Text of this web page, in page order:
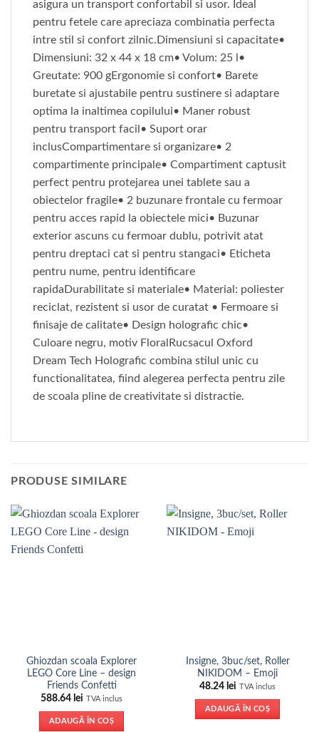
asigura un transport confortabil si usor. Ideal
pentru fetele care apreciaza combinatia perfecta
intre stil si confort zilnic.Dimensiuni si capacitate•
Dimensiuni: 32 x 44 x 18 cm• Volum: 25 l•
Greutate: 900 gErgonomie si confort• Barete
buretate si ajustabile pentru sustinere si adaptare
optima la inaltimea copilului• Maner robust
pentru transport facil• Suport orar
inclusCompartimentare si organizare• 2
compartimente principale• Compartiment captusit
perfect pentru protejarea unei tablete sau a
obiectelor fragile• 2 buzunare frontale cu fermoar
pentru acces rapid la obiectele mici• Buzunar
exterior ascuns cu fermoar dublu, potrivit atat
pentru dreptaci cat si pentru stangaci• Eticheta
pentru nume, pentru identificare
rapidaDurabilitate si materiale• Material: poliester
reciclat, rezistent si usor de curatat • Fermoare si
finisaje de calitate• Design holografic chic•
Culoare negru, motiv FloralRucsacul Oxford
Dream Tech Holografic combina stilul unic cu
functionalitatea, fiind alegerea perfecta pentru zile
de scoala pline de creativitate si distractie.
PRODUSE SIMILARE
Ghiozdan scoala Explorer
LEGO Core Line – design
Friends Confetti
588.64 lei TVA inclus
ADAUGĂ ÎN COȘ
Insigne, 3buc/set, Roller
NIKIDOM – Emoji
48.24 lei TVA inclus
ADAUGĂ ÎN COȘ